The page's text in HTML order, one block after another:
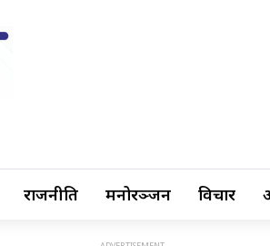
राजनीति मनोरञ्जन विचार